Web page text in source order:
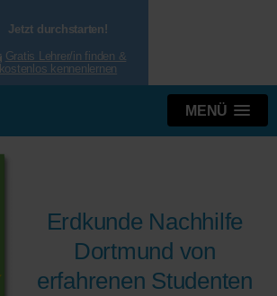
Jetzt durchstarten!
Gratis Lehrer/in finden &
kostenlos kennenlernen
MENÜ
Erdkunde Nachhilfe
Dortmund von
erfahrenen Studenten